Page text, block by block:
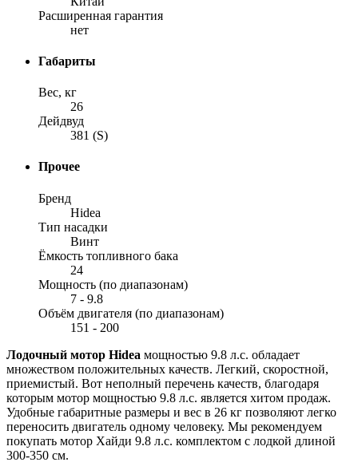
Расширенная гарантия
нет
Габариты
Вес, кг
26
Дейдвуд
381 (S)
Прочее
Бренд
Hidea
Тип насадки
Винт
Ёмкость топливного бака
24
Мощность (по диапазонам)
7 - 9.8
Объём двигателя (по диапазонам)
151 - 200
Лодочный мотор Hidea мощностью 9.8 л.с. обладает
множеством положительных качеств. Легкий, скоростной,
приемистый. Вот неполный перечень качеств, благодаря
которым мотор мощностью 9.8 л.с. является хитом продаж.
Удобные габаритные размеры и вес в 26 кг позволяют легко
переносить двигатель одному человеку. Мы рекомендуем
покупать мотор Хайди 9.8 л.с. комплектом с лодкой длиной
300-350 см.